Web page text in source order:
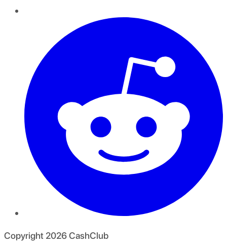
Copyright 2026CashClub